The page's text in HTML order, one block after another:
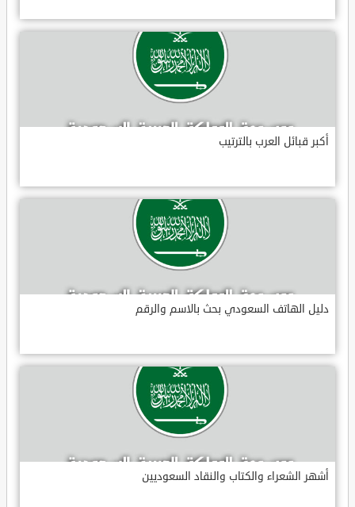
أكبر قبائل العرب بالترتيب
دليل الهاتف السعودي بحث بالاسم والرقم
أشهر الشعراء والكتاب والنقاد السعوديين